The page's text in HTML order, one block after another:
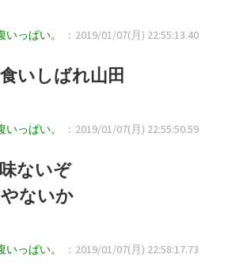
いっぱい。
：2019/01/07(月) 22:55:13.40
いしばれ山田
いっぱい。
：2019/01/07(月) 22:55:50.59
ないぞ
ないか
いっぱい。
：2019/01/07(月) 22:58:17.73